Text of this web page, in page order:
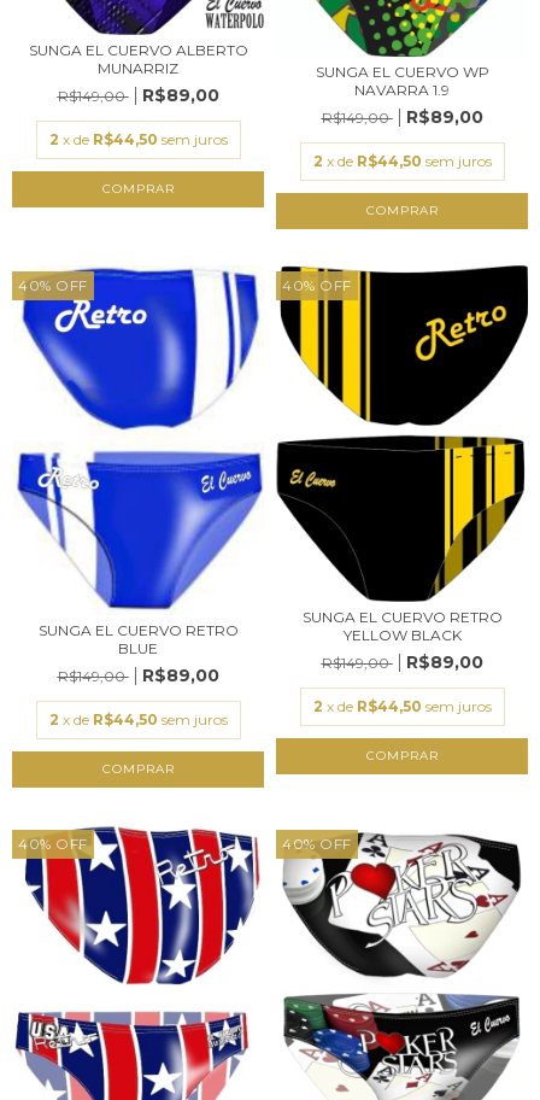
SUNGA EL CUERVO ALBERTO
MUNARRIZ
R$149,00
R$89,00
2 x de R$44,50 sem juros
COMPRAR
SUNGA EL CUERVO WP
NAVARRA 1.9
R$149,00
R$89,00
2 x de R$44,50 sem juros
COMPRAR
40% OFF
SUNGA EL CUERVO RETRO
BLUE
R$149,00
R$89,00
2 x de R$44,50 sem juros
COMPRAR
40% OFF
SUNGA EL CUERVO RETRO
YELLOW BLACK
R$149,00
R$89,00
2 x de R$44,50 sem juros
COMPRAR
40% OFF 40%OFF